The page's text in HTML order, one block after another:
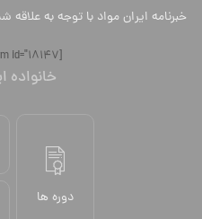
خبرنامه ایران مواد با توجه به
[mc4wp_form id="18147"]
خانواده
دوره ها